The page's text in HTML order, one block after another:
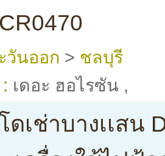
วันออก > ชลบุรี
เดอะ ฮอไรซัน ,
เช่าบางเเสน